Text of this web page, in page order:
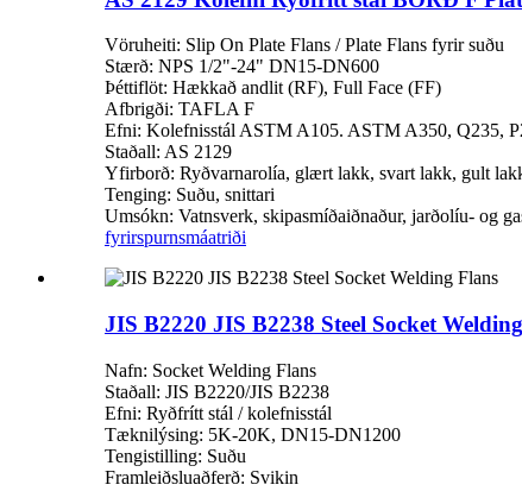
Vöruheiti: Slip On Plate Flans / Plate Flans fyrir suðu
Stærð: NPS 1/2"-24" DN15-DN600
Þéttiflöt: Hækkað andlit (RF), Full Face (FF)
Afbrigði: TAFLA F
Efni: Kolefnisstál ASTM A105. ASTM A350, Q235,
Staðall: AS 2129
Yfirborð: Ryðvarnarolía, glært lakk, svart lakk, gult
Tenging: Suðu, snittari
Umsókn: Vatnsverk, skipasmíðaiðnaður, jarðolíu- og
fyrirspurnsmáatriði
JIS B2220 JIS B2238 Steel Socket
Nafn: Socket Welding Flans
Staðall: JIS B2220/JIS B2238
Efni: Ryðfrítt stál / kolefnisstál
Tæknilýsing: 5K-20K, DN15-DN1200
Tengistilling: Suðu
Framleiðsluaðferð: Svikin